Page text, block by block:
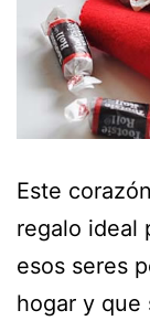
Este
regalo ideal
esos seres
hogar y que